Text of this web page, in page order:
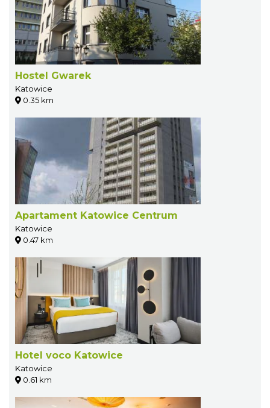
Hostel Gwarek
Katowice
0.35 km
Apartament Katowice Centrum
Katowice
0.47 km
Hotel voco Katowice
Katowice
0.61 km